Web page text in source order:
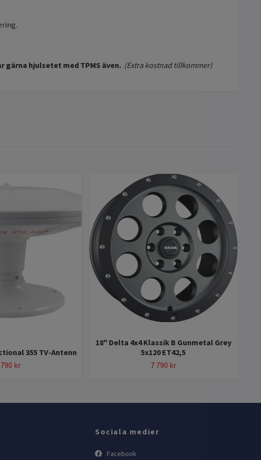
hjulsetet med TPMS även. (Extra kostnad tillkommer)
355 TV-Antenn
kr
18" Delta 4x4 Klassik B Gunmetal Grey
5x120 ET42,5
7 790 kr
Sociala medier
Facebook